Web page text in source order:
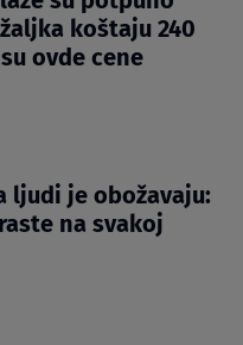
koštaju 240
ovde cene
ljudi je obožavaju:
na svakoj